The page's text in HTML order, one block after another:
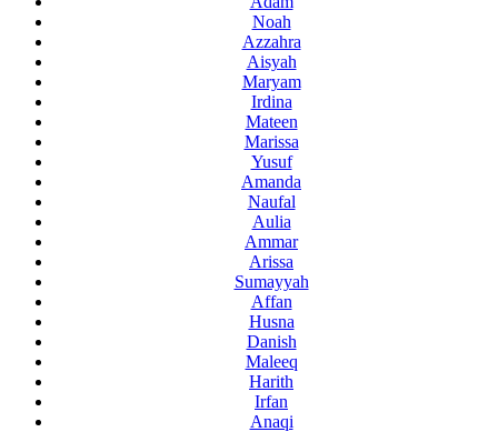
Noah
Azzahra
Aisyah
Maryam
Irdina
Mateen
Marissa
Yusuf
Amanda
Naufal
Aulia
Ammar
Arissa
Sumayyah
Affan
Husna
Danish
Maleeq
Harith
Irfan
Anaqi